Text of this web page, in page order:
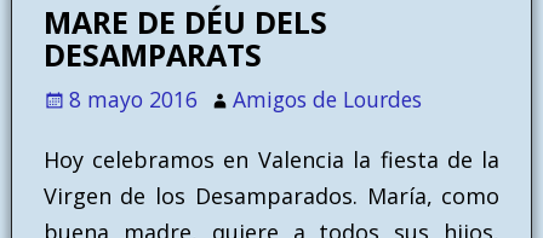
MARE DE DÉU DELS
DESAMPARATS
8 mayo 2016 Amigos de Lourdes
Hoy celebramos en Valencia la fiesta de la
Virgen de los Desamparados. María, como
buena madre, quiere a todos sus hijos,